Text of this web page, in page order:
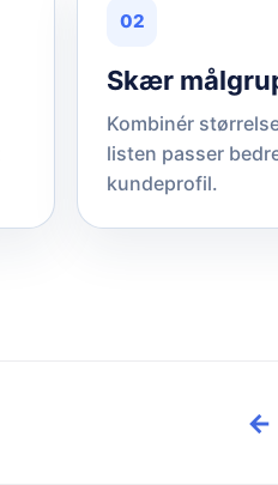
02
Skær
Kombinér
listen passer
kundeprofil.
←